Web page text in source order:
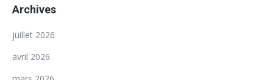
Archives
juillet 2026
avril 2026